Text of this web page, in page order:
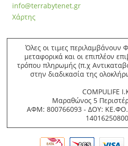
info@terrabytenet.gr
Χάρτης
Όλες οι τιμες περιλαμβάνουν
μεταφορικά και οι επιπλέον
τρόπου πληρωμής (π.χ
στην διαδικασία της
COMPULIFE
Μαραθώνος 5
ΑΦΜ: 800766093 - ΔΟΥ: